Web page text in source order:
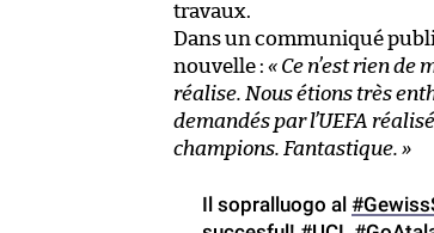
travaux.
Dans un communiqué
nouvelle : « Ce n’est rien de
réalise. Nous étions très
demandés par l’UEFA
champions. Fantastique. »
Il sopralluogo al